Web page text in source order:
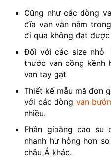
Cũng như các dòng
đĩa van vẫn nằm
đi qua không đạt
Đối với các size nhỏ
thước van cồng kềnh
van tay gạt
Thiết kế mẫu mã đơn
với các dòng van
nhiều.
Phần gioăng cao su
nhanh hư hỏng hơn
châu Á khác.